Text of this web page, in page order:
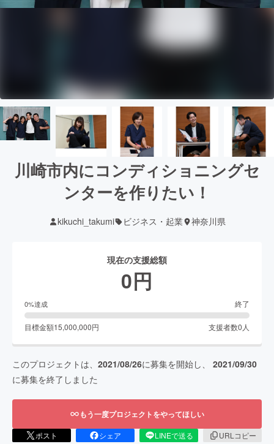
川崎市内にコンディショニングセ
ンターを作りたい！
kikuchi_takumi ビジネス・起業 神奈川県
現在の支援総額
0円
0%達成 終了
目標金額15,000,000円 支援者数0 人
このプロジェクトは、 2021/08/26に募集を開始し、 2021/09/30
に募集を終了しました
もう一度プロジェクトをやってほしい
ポスト シェア LINEで送る
URLコピー